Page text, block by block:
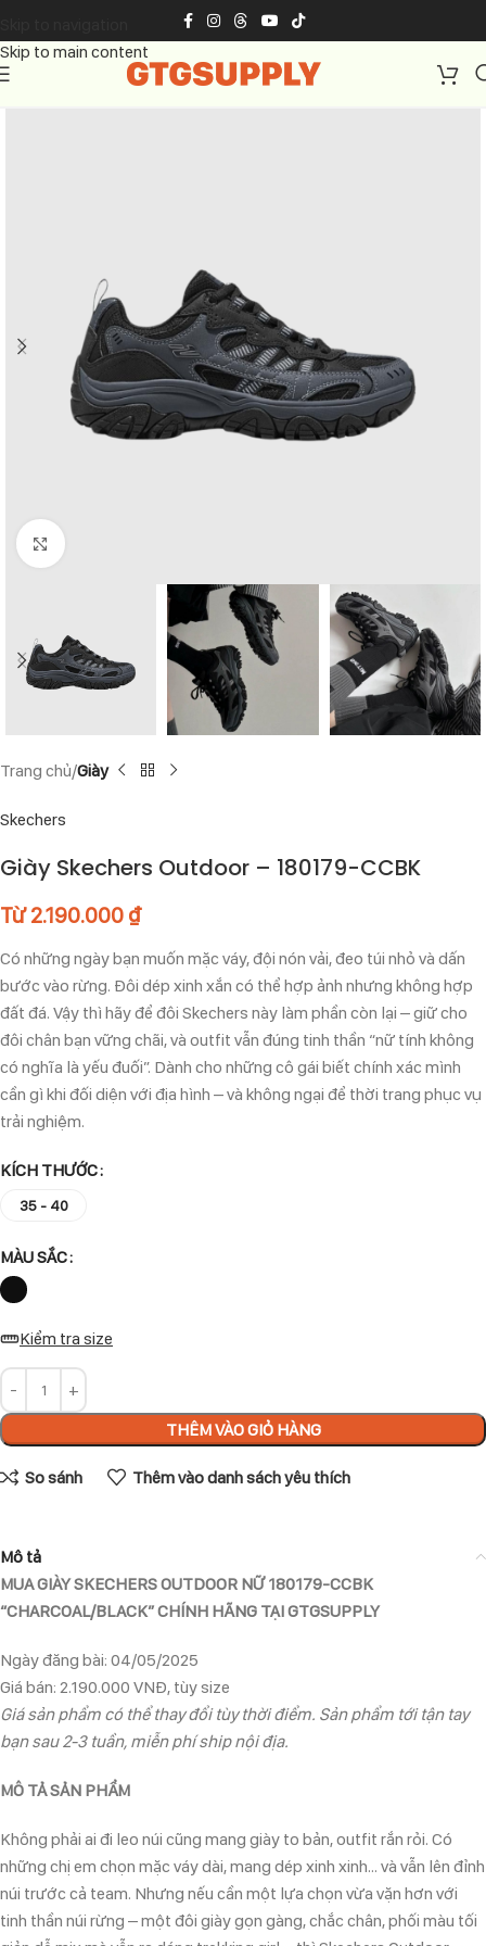
Skip to main content
Click to enlarge
Trang chủ Giày
Skechers
Giày Skechers Outdoor – 180179-CCBK
Từ2.190.000 ₫
Có những ngày bạn muốn mặc váy, đội nón vải, đeo túi nhỏ và dấn
bước vào rừng. Đôi dép xinh xắn có thể hợp ảnh nhưng không hợp
đất đá. Vậy thì hãy để đôi Skechers này làm phần còn lại – giữ cho
đôi chân bạn vững chãi, và outfit vẫn đúng tinh thần “nữ tính không
có nghĩa là yếu đuối”. Dành cho những cô gái biết chính xác mình
cần gì khi đối diện với địa hình – và không ngại để thời trang phục vụ
trải nghiệm.
KÍCH THƯỚC
35 - 40
MÀU SẮC
Kiểm tra size
THÊM VÀO GIỎ HÀNG
So sánh Thêm vào danh sách yêu thích
Mô tả
MUA GIÀY SKECHERS OUTDOOR NỮ 180179-CCBK
“CHARCOAL/BLACK” CHÍNH HÃNG TẠI GTGSUPPLY
Ngày đăng bài: 04/05/2025
Giá bán: 2.190.000 VNĐ, tùy size
Giá sản phẩm có thể thay đổi tùy thời điểm. Sản phẩm tới tận tay
bạn sau 2-3 tuần, miễn phí ship nội địa.
MÔ TẢ SẢN PHẨM
Không phải ai đi leo núi cũng mang giày to bản, outfit rắn rỏi. Có
những chị em chọn mặc váy dài, mang dép xinh xinh… và vẫn lên đỉnh
núi trước cả team. Nhưng nếu cần một lựa chọn vừa vặn hơn với
tinh thần núi rừng – một đôi giày gọn gàng, chắc chân, phối màu tối